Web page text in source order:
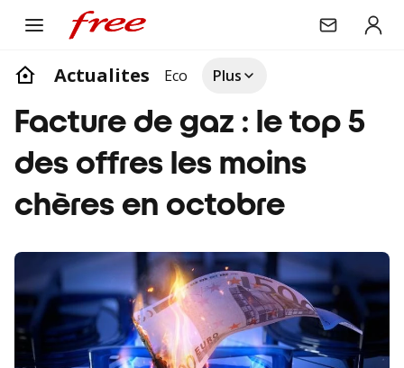
Actualites Eco Plus
Facture de gaz : le top 5
des offres les moins
chères en octobre